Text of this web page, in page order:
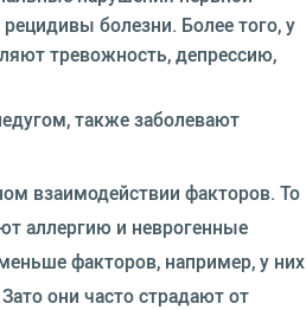
болезни. Более того, у
тревожность, депрессию,
также заболевают
взаимодействии факторов. То
аллергию и неврогенные
факторов, например, у них
они часто страдают от